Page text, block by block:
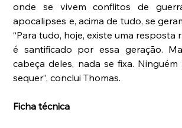
onde se vivem conflitos de
apocalipses e, acima de tudo, se
“Para tudo, hoje, existe uma resposta
é santificado por essa geração.
cabeça deles, nada se fixa.
sequer”, conclui Thomas.
Ficha técnica